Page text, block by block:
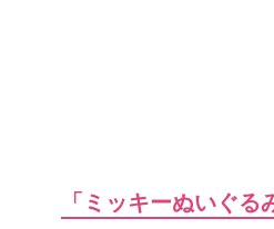
「ミッキーぬいぐ